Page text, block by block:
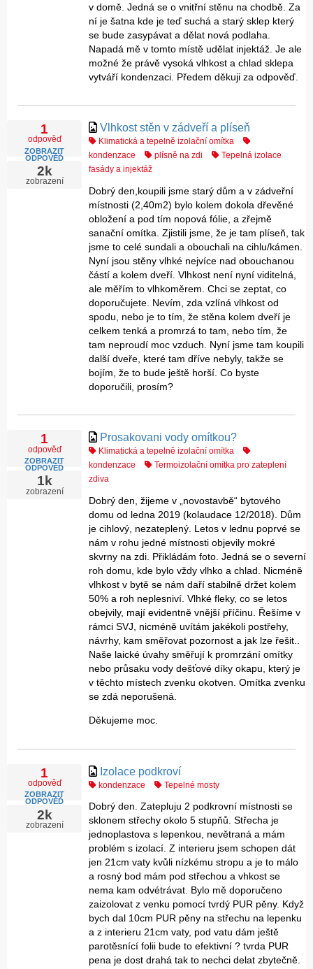
v domě. Jedná se o vnitřní stěnu na chodbě. Za
ní je šatna kde je teď suchá a starý sklep který
se bude zasypávat a dělat nová podlaha.
Napadá mě v tomto místě udělat injektáž. Je ale
možné že právě vysoká vlhkost a chlad sklepa
vytváří kondenzaci. Předem děkuji za odpověď.
1
odpověď
ZOBRAZIT
ODPOVĚĎ
2k
zobrazení
Vlhkost stěn v zádveří a plíseň
Klimatická a tepelně izolační omítka
kondenzace
plísně na zdi
Tepelná izolace
fasády a injektáž
Dobrý den,koupili jsme starý dům a v zádveřní
místnosti (2,40m2) bylo kolem dokola dřevěné
obložení a pod tím nopová fólie, a zřejmě
sanační omítka. Zjistili jsme, že je tam plíseň, tak
jsme to celé sundali a obouchali na cihlu/kámen.
Nyní jsou stěny vlhké nejvíce nad obouchanou
částí a kolem dveří. Vlhkost není nyní viditelná,
ale měřím to vlhkoměrem. Chci se zeptat, co
doporučujete. Nevím, zda vzlíná vlhkost od
spodu, nebo je to tím, že stěna kolem dveří je
celkem tenká a promrzá to tam, nebo tím, že
tam neproudí moc vzduch. Nyní jsme tam koupili
další dveře, které tam dříve nebyly, takže se
bojím, že to bude ještě horší. Co byste
doporučili, prosím?
1
odpověď
ZOBRAZIT
ODPOVĚĎ
1k
zobrazení
Prosakovani vody omítkou?
Klimatická a tepelně izolační omítka
kondenzace
Termoizolační omítka pro zateplení
zdiva
Dobrý den, žijeme v „novostavbě“ bytového
domu od ledna 2019 (kolaudace 12/2018). Dům
je cihlový, nezateplený. Letos v lednu poprvé se
nám v rohu jedné místnosti objevily mokré
skvrny na zdi. Přikládám foto. Jedná se o severní
roh domu, kde bylo vždy vlhko a chlad. Nicméně
vlhkost v bytě se nám daří stabilně držet kolem
50% a roh neplesniví. Vlhké fleky, co se letos
obejvily, mají evidentně vnější příčinu. Řešíme v
rámci SVJ, nicméně uvítám jakékoli postřehy,
návrhy, kam směřovat pozornost a jak lze řešit..
Naše laické úvahy směřují k promrzání omítky
nebo průsaku vody dešťové díky okapu, který je
v těchto místech zvenku okotven. Omítka zvenku
se zdá neporušená.
Děkujeme moc.
1
odpověď
ZOBRAZIT
ODPOVĚĎ
2k
zobrazení
Izolace podkroví
kondenzace Tepelné mosty
Dobrý den. Zatepluju 2 podkrovní místnosti se
sklonem střechy okolo 5 stupňů. Střecha je
jednoplastova s lepenkou, nevětraná a mám
problém s izolací. Z interieru jsem schopen dát
jen 21cm vaty kvůli nízkému stropu a je to málo
a rosný bod mám pod střechou a vhkost se
nema kam odvétrávat. Bylo mě doporučeno
zaizolovat z venku pomocí tvrdý PUR pěny. Když
bych dal 10cm PUR pěny na střechu na lepenku
a z interieru 21cm vaty, pod vatu dám ještě
parotěsnící folii bude to efektivní ? tvrda PUR
pena je dost drahá tak to nechci delat zbytečně.